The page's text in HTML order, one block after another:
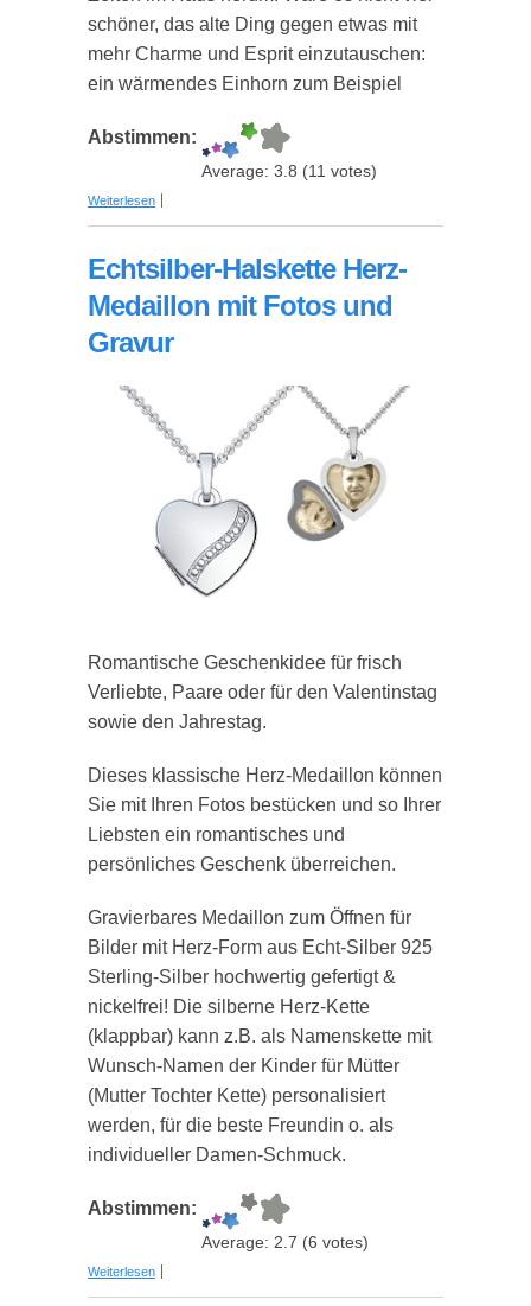
schöner, das alte Ding gegen etwas mit
mehr Charme und Esprit einzutauschen:
ein wärmendes Einhorn zum Beispiel
Abstimmen:
Average: 3.8 (11 votes)
Weiterlesen über Kuscheliges Einhorn als Wärmekissen
Echtsilber-Halskette Herz-
Medaillon mit Fotos und
Gravur
Romantische Geschenkidee für frisch
Verliebte, Paare oder für den Valentinstag
sowie den Jahrestag.
Dieses klassische Herz-Medaillon können
Sie mit Ihren Fotos bestücken und so Ihrer
Liebsten ein romantisches und
persönliches Geschenk überreichen.
Gravierbares Medaillon zum Öffnen für
Bilder mit Herz-Form aus Echt-Silber 925
Sterling-Silber hochwertig gefertigt &
nickelfrei! Die silberne Herz-Kette
(klappbar) kann z.B. als Namenskette mit
Wunsch-Namen der Kinder für Mütter
(Mutter Tochter Kette) personalisiert
werden, für die beste Freundin o. als
individueller Damen-Schmuck.
Abstimmen:
Average: 2.7 (6 votes)
Weiterlesen über Echtsilber-Halskette Herz-Medaillon mit